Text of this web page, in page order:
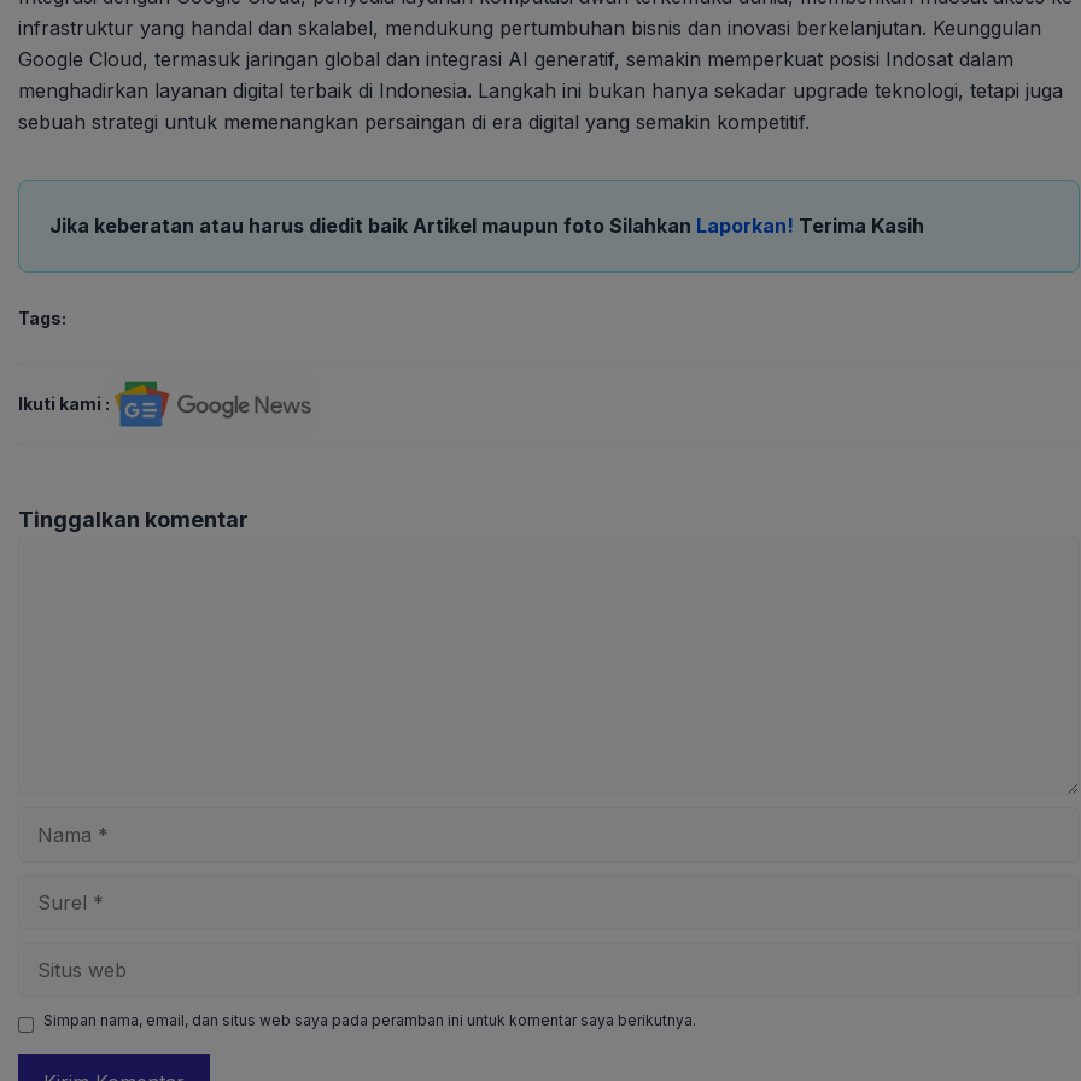
infrastruktur yang handal dan skalabel, mendukung pertumbuhan bisnis dan inovasi berkelanjutan. Keunggulan
Google Cloud, termasuk jaringan global dan integrasi AI generatif, semakin memperkuat posisi Indosat dalam
menghadirkan layanan digital terbaik di Indonesia. Langkah ini bukan hanya sekadar upgrade teknologi, tetapi juga
sebuah strategi untuk memenangkan persaingan di era digital yang semakin kompetitif.
Jika keberatan atau harus diedit baik Artikel maupun foto Silahkan Laporkan! Terima Kasih
Tags:
Ikuti kami :
Tinggalkan komentar
Simpan nama, email, dan situs web saya pada peramban ini untuk komentar saya berikutnya.